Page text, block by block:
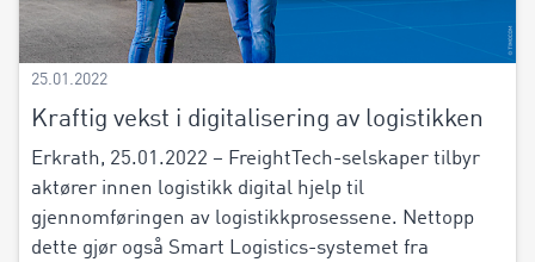
25.01.2022
Kraftig vekst i digitalisering av logistikken
Erkrath, 25.01.2022 – FreightTech-selskaper tilbyr
aktører innen logistikk digital hjelp til
gjennomføringen av logistikkprosessene. Nettopp
dette gjør også Smart Logistics-systemet fra